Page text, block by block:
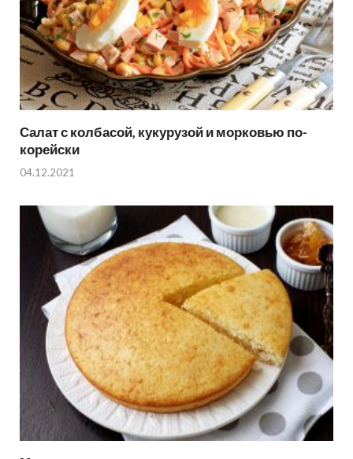
Салат с колбасой, кукурузой и морковью по-
корейски
04.12.2021